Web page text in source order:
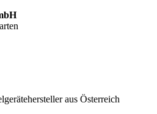
aus Österreich